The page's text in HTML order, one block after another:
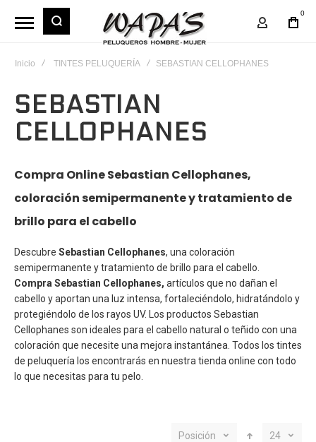
Mi
0
Inicio TINTES PELUQUERÍA SEBASTIAN CELLOPHANES
SEBASTIAN
CELLOPHANES
Compra Online Sebastian Cellophanes,
coloración semipermanente y tratamiento de
brillo para el cabello
Descubre Sebastian Cellophanes, una coloración
semipermanente y tratamiento de brillo para el cabello.
Compra Sebastian Cellophanes, artículos que no dañan el
cabello y aportan una luz intensa, fortaleciéndolo, hidratándolo y
protegiéndolo de los rayos UV. Los productos Sebastian
Cellophanes son ideales para el cabello natural o teñido con una
coloración que necesite una mejora instantánea. Todos los tintes
de peluquería los encontrarás en nuestra tienda online con todo
lo que necesitas para tu pelo.
Posición 24